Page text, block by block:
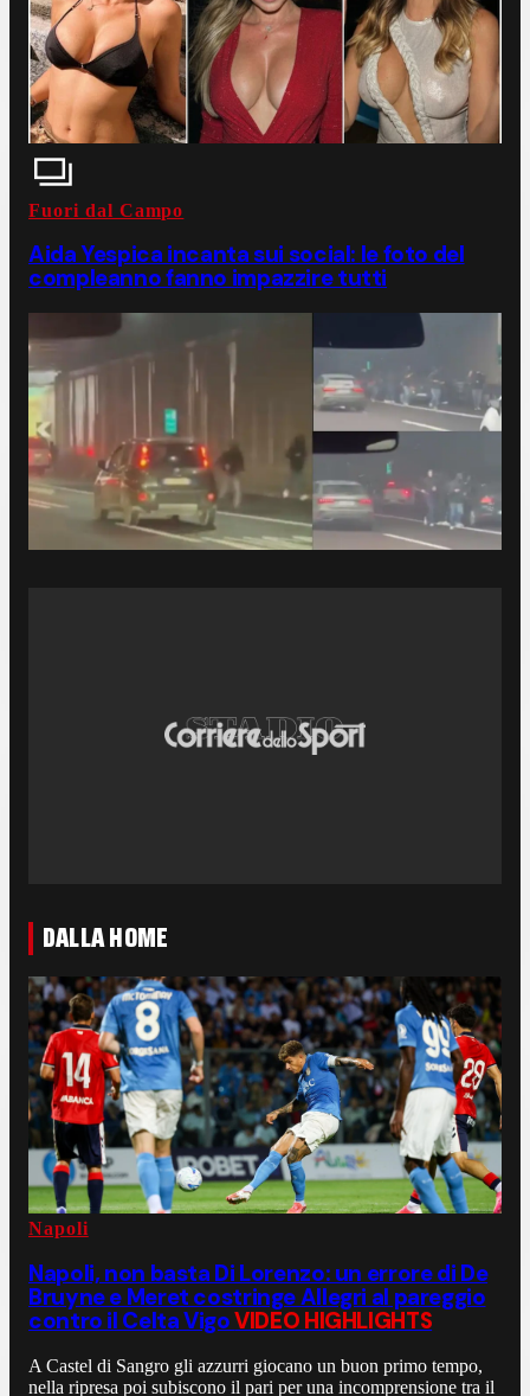
Fuori dal Campo
Aida Yespica incanta sui social: le foto del
compleanno fanno impazzire tutti
DALLA HOME
Napoli
Napoli, non basta Di Lorenzo: un errore di De
Bruyne e Meret costringe Allegri al pareggio
contro il Celta VigoVIDEO HIGHLIGHTS
A Castel di Sangro gli azzurri giocano un buon primo tempo,
nella ripresa poi subiscono il pari per una incomprensione tra il